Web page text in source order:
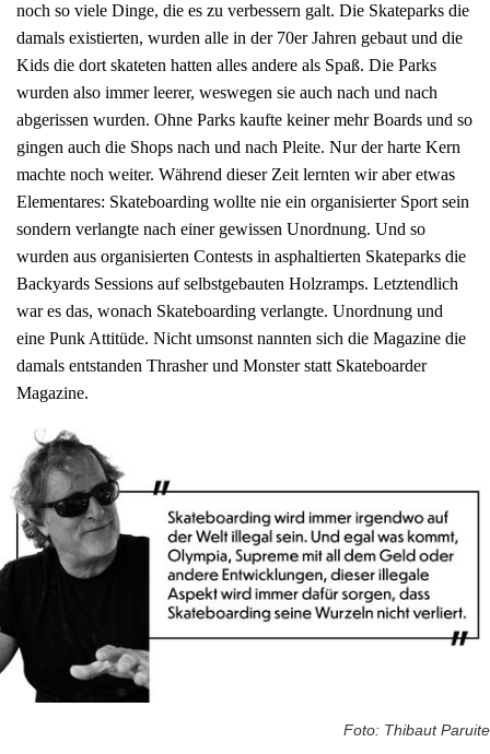
noch so viele Dinge, die es zu verbessern galt. Die Skateparks die
damals existierten, wurden alle in der 70er Jahren gebaut und die
Kids die dort skateten hatten alles andere als Spaß. Die Parks
wurden also immer leerer, weswegen sie auch nach und nach
abgerissen wurden. Ohne Parks kaufte keiner mehr Boards und so
gingen auch die Shops nach und nach Pleite. Nur der harte Kern
machte noch weiter. Während dieser Zeit lernten wir aber etwas
Elementares: Skateboarding wollte nie ein organisierter Sport sein
sondern verlangte nach einer gewissen Unordnung. Und so
wurden aus organisierten Contests in asphaltierten Skateparks die
Backyards Sessions auf selbstgebauten Holzramps. Letztendlich
war es das, wonach Skateboarding verlangte. Unordnung und
eine Punk Attitüde. Nicht umsonst nannten sich die Magazine die
damals entstanden Thrasher und Monster statt Skateboarder
Magazine.
Foto: Thibaut Paruite